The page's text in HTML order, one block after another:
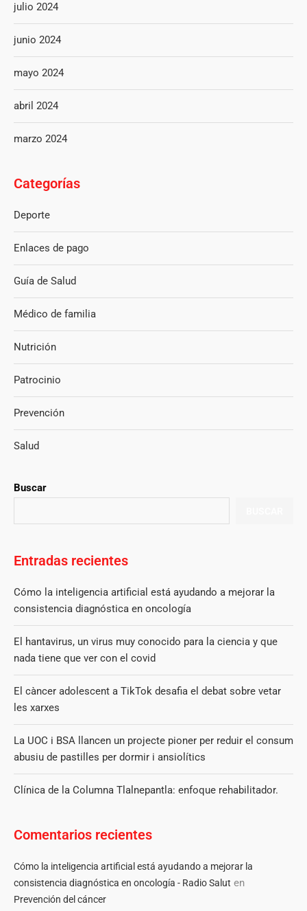
Buscar
Entradas recientes
Cómo la inteligencia artificial está ayudando a mejorar la
consistencia diagnóstica en oncología
El hantavirus, un virus muy conocido para la ciencia y que
nada tiene que ver con el covid
El càncer adolescent a TikTok desafia el debat sobre vetar
les xarxes
La UOC i BSA llancen un projecte pioner per reduir el consum
abusiu de pastilles per dormir i ansiolítics
Clínica de la Columna Tlalnepantla: enfoque rehabilitador.
Comentarios recientes
Cómo la inteligencia artificial está ayudando a mejorar la
consistencia diagnóstica en oncología - Radio Salut en
Prevención del cáncer
julio 2024
junio 2024
mayo 2024
abril 2024
marzo 2024
Categorías
Deporte
Enlaces de pago
Guía de Salud
Médico de familia
Nutrición
Patrocinio
Prevención
Salud